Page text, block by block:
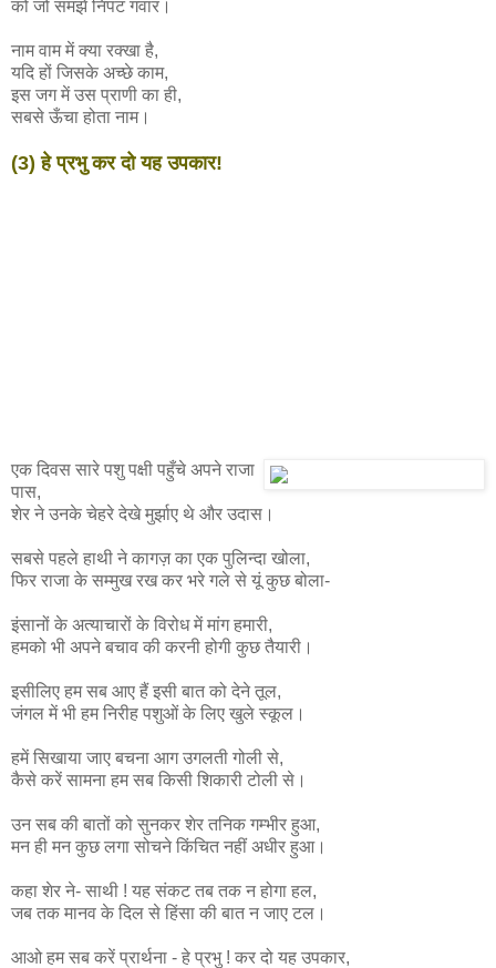
को जो समझें निपट गंवार।
नाम वाम में क्या रक्खा है,
यदि हों जिसके अच्छे काम,
इस जग में उस प्राणी का ही,
सबसे ऊँचा होता नाम।
(3) हे प्रभु कर दो यह उपकार!
एक दिवस सारे पशु पक्षी पहुँचे अपने राजा
पास,
शेर ने उनके चेहरे देखे मुर्झाए थे और उदास।
सबसे पहले हाथी ने कागज़ का एक पुलिन्दा खोला,
फिर राजा के सम्मुख रख कर भरे गले से यूं कुछ बोला-
इंसानों के अत्याचारों के विरोध में मांग हमारी,
हमको भी अपने बचाव की करनी होगी कुछ तैयारी।
इसीलिए हम सब आए हैं इसी बात को देने तूल,
जंगल में भी हम निरीह पशुओं के लिए खुले स्कूल।
हमें सिखाया जाए बचना आग उगलती गोली से,
कैसे करें सामना हम सब किसी शिकारी टोली से।
उन सब की बातों को सुनकर शेर तनिक गम्भीर हुआ,
मन ही मन कुछ लगा सोचने किंचित नहीं अधीर हुआ।
कहा शेर ने- साथी ! यह संकट तब तक न होगा हल,
जब तक मानव के दिल से हिंसा की बात न जाए टल।
आओ हम सब करें प्रार्थना - हे प्रभु ! कर दो यह उपकार,